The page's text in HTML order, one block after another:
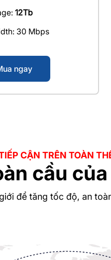
12Tb
30 Mbps
ngay
CẬN TRÊN TOÀN
cầu
để tăng tốc độ, an